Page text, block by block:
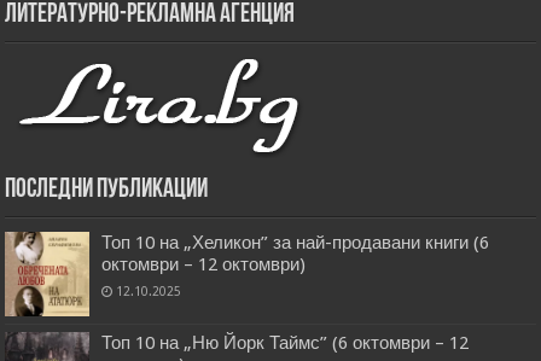
Литературно-рекламна агенция
Последни публикации
Топ 10 на „Хеликон” за най-продавани книги (6
октомври – 12 октомври)
12.10.2025
Топ 10 на „Ню Йорк Таймс” (6 октомври – 12